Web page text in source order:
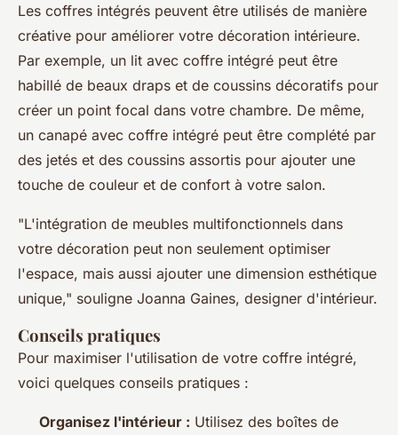
Les coffres intégrés peuvent être utilisés de manière
créative pour améliorer votre décoration intérieure.
Par exemple, un lit avec coffre intégré peut être
habillé de beaux draps et de coussins décoratifs pour
créer un point focal dans votre chambre. De même,
un canapé avec coffre intégré peut être complété par
des jetés et des coussins assortis pour ajouter une
touche de couleur et de confort à votre salon.
"L'intégration de meubles multifonctionnels dans
votre décoration peut non seulement optimiser
l'espace, mais aussi ajouter une dimension esthétique
unique," souligne Joanna Gaines, designer d'intérieur.
Conseils pratiques
Pour maximiser l'utilisation de votre coffre intégré,
voici quelques conseils pratiques :
Organisez l'intérieur : Utilisez des boîtes de